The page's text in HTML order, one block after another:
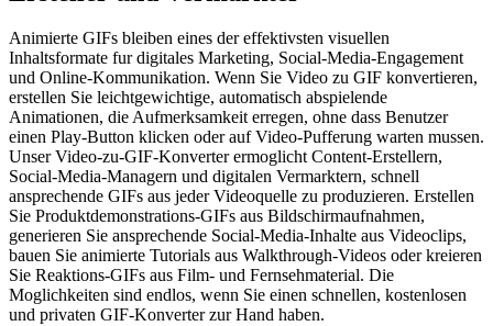
Animierte GIFs bleiben eines der effektivsten visuellen
Inhaltsformate fur digitales Marketing, Social-Media-Engagement
und Online-Kommunikation. Wenn Sie Video zu GIF konvertieren,
erstellen Sie leichtgewichtige, automatisch abspielende
Animationen, die Aufmerksamkeit erregen, ohne dass Benutzer
einen Play-Button klicken oder auf Video-Pufferung warten mussen.
Unser Video-zu-GIF-Konverter ermoglicht Content-Erstellern,
Social-Media-Managern und digitalen Vermarktern, schnell
ansprechende GIFs aus jeder Videoquelle zu produzieren. Erstellen
Sie Produktdemonstrations-GIFs aus Bildschirmaufnahmen,
generieren Sie ansprechende Social-Media-Inhalte aus Videoclips,
bauen Sie animierte Tutorials aus Walkthrough-Videos oder kreieren
Sie Reaktions-GIFs aus Film- und Fernsehmaterial. Die
Moglichkeiten sind endlos, wenn Sie einen schnellen, kostenlosen
und privaten GIF-Konverter zur Hand haben.